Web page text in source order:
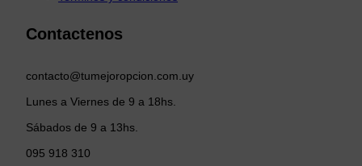
Contactenos
contacto@tumejoropcion.com.uy
Lunes a Viernes de 9 a 18hs.
Sábados de 9 a 13hs.
095 918 310